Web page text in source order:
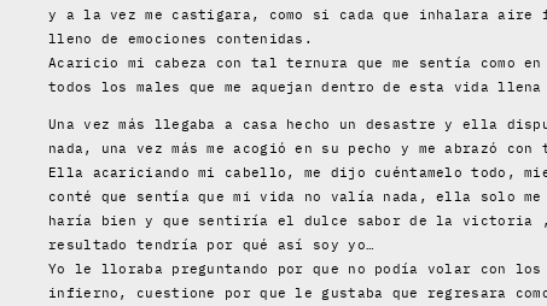
y a la vez me castigara, como si cada que inhalara aire
lleno de emociones contenidas.
Acaricio mi cabeza con tal ternura que me sentía como
todos los males que me aquejan dentro de esta vida
Una vez más llegaba a casa hecho un desastre y ella
nada, una vez más me acogió en su pecho y me abrazó
Ella acariciando mi cabello, me dijo cuéntamelo todo,
conté que sentía que mi vida no valía nada, ella solo me
haría bien y que sentiría el dulce sabor de la victoria ,
resultado tendría por qué así soy yo…
Yo le lloraba preguntando por que no podía volar con
infierno, cuestione por que le gustaba que regresara